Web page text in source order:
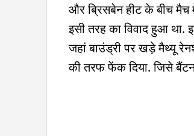
और ब्रिसबेन हीट के बीच
इसी तरह का विवाद हुआ
जहां बाउंड्री पर खड़े मैथ्यू
की तरफ फेंक दिया. जिसे